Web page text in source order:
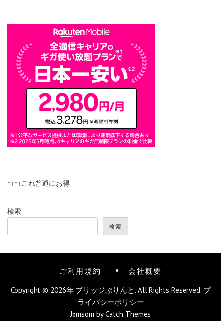
↑↑↑↑これ普通にお得
検索
検索
ご利用規約 会社概要
Copyright © 2026年 ブリッジぷりんと. All Rights Reserved. プ
ライバシーポリシー
Jomsom byCatch Themes